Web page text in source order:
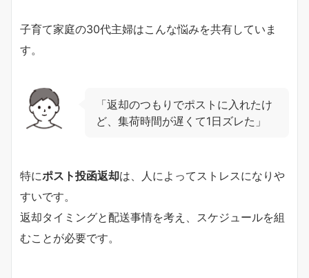
子育て家庭の30代主婦はこんな悩みを共有していま
す。
「返却のつもりでポストに入れたけ
ど、集荷時間が遅くて1日ズレた」
特にポスト投函返却は、人によってストレスになりや
すいです。
返却タイミングと配送事情を考え、スケジュールを組
むことが必要です。